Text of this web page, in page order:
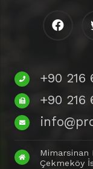
+90 216
+90 216
Mimarsinan
Çekmeköy